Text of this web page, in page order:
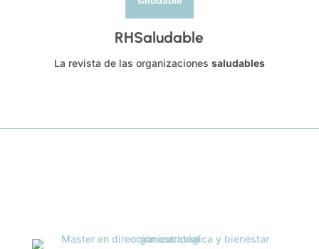
RHSaludable
La revista de las organizaciones saludables